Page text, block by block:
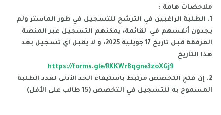
ملاحضات هامة :
1. الطلبة الراغبين في الترشح للتسجيل في طور الماستر ولم
يجدون أنفسهم في القائمة، يمكنهم التسجيل عبر المنصة
المرفقة قبل تاريخ 17 جويلية 2025، و لا يقبل أي تسجيل بعد
هذا التاريخ
https://forms.gle/RKKWrBqgne3zoXGj9
2. إن فتح التخصص مرتبط باستيفاء الحد الأدنى لعدد الطلبة
المسموح به للتسجيل في التخصص (15 طالب على الأقل)